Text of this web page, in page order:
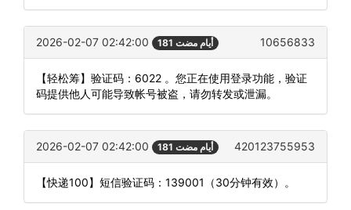
2026-02-07 02:42:00 181 أيام مضت 10656833
【轻松筹】验证码：6022 。您正在使用登录功能，验证
码提供他人可能导致帐号被盗，请勿转发或泄漏。
2026-02-07 02:42:00 181 أيام مضت 420123755953
【快递100】短信验证码：139001（30分钟有效）。